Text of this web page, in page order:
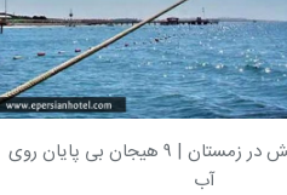
تفریحات آبی کیش در زمستان | ۹ هیجان بی پایان روی
آب